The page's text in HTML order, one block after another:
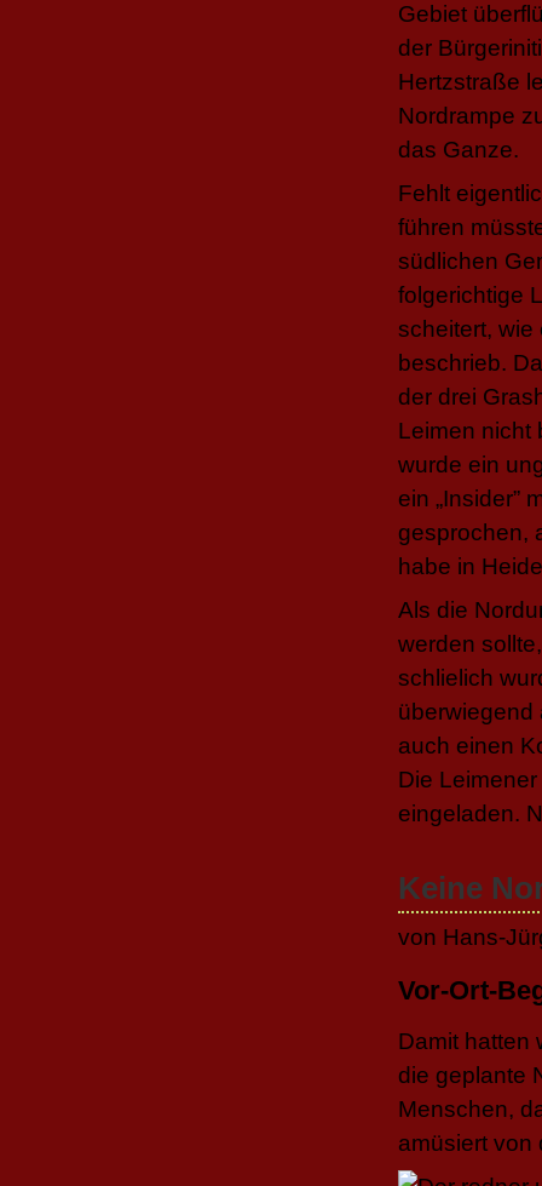
Gebiet
der
Hertzstraße
Nordrampe
das Ganze.
Fehlt
führen
südlichen
folgerichtige
scheitert, wie
beschrieb.
der drei
Leimen nicht
wurde ein
ein „Insider”
gesprochen,
habe in
Als die
werden
schlielich
überwiegend
auch einen
Die
eingeladen.
Keine
von Hans-
Vor-Ort-
Damit hatten
die geplante
Menschen,
amüsiert von